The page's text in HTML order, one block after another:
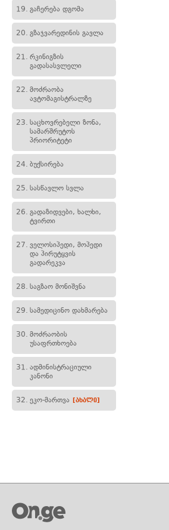
19. გაჩერება დგომა
20. გზაჯვარედინის გავლა
21. რკინიგზის
გადასასვლელი
22. მოძრაობა
ავტომაგისტრალზე
23. საცხოვრებელი ზონა,
სამარშრუტოს
პრიორიტეტი
24. ბუქსირება
25. სასწავლო სვლა
26. გადაზიდვები, ხალხი,
ტვირთი
27. ველოსიპედი, მოპედი
და პირუტყვის
გადარეკვა
28. საგზაო მონიშვნა
29. სამედიცინო დახმარება
30. მოძრაობის
უსაფრთხოება
31. ადმინისტრაციული
კანონი
32. ეკო-მართვა [ახალი]